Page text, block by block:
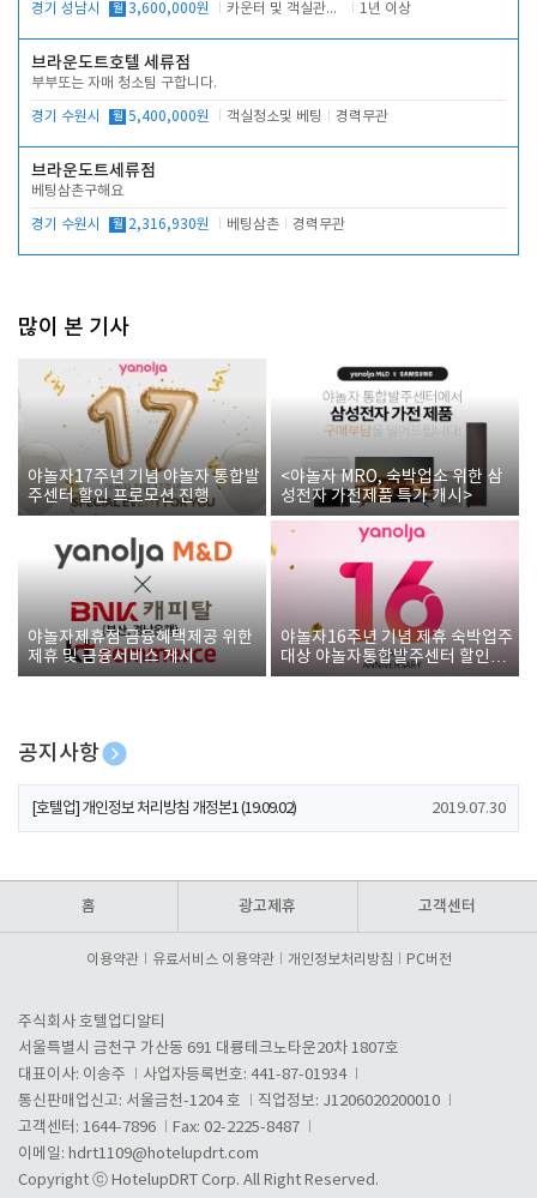
경기 성남시 월 3,600,000원 카운터 및 객실관리 전반 1년 이상
브라운도트호텔 세류점
부부또는 자매 청소팀 구합니다.
경기 수원시 월 5,400,000원 객실청소및 베팅 경력무관
브라운도트세류점
베팅삼촌구해요
경기 수원시 월 2,316,930원 베팅삼촌 경력무관
많이 본 기사
야놀자17주년 기념 야놀자 통합발
주센터 할인 프로모션 진행
<야놀자 MRO, 숙박업소 위한 삼
성전자 가전제품 특가 개시>
야놀자제휴점 금융혜택제공 위한
제휴 및 금융서비스 게시
야놀자16주년 기념 제휴 숙박업주
대상 야놀자통합발주센터 할인쿠
폰 증정
공지사항
[호텔업] 개인정보 처리방침 개정본2 (19.09.02)
[호텔업] 개인정보 처리방침 개정본1 (19.09.02) 2019.07.30
홈 광고제휴 고객센터
이용약관 유료서비스 이용약관 개인정보처리방침 PC버전
주식회사 호텔업디알티
서울특별시 금천구 가산동 691 대륭테크노타운20차 1807호
대표이사: 이송주
사업자등록번호: 441-87-01934
통신판매업신고: 서울금천-1204 호
직업정보: J1206020200010
고객센터: 1644-7896
Fax: 02-2225-8487
이메일: hdrt1109@hotelupdrt.com
Copyright ⓒ HotelupDRT Corp. All Right Reserved.